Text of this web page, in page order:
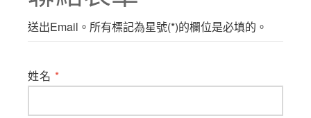
送出Email。所有標記為星號(*)的欄位是必填的。
姓名 *